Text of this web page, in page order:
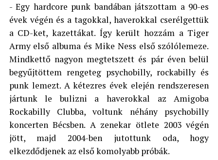
- Egy hardcore punk bandában játszottam a 90-es
évek végén és a tagokkal, haverokkal cserélgettük
a CD-ket, kazettákat. Így került hozzám a Tiger
Army első albuma és Mike Ness első szólólemeze.
Mindkettő nagyon megtetszett és pár éven belül
begyűjtöttem rengeteg psychobilly, rockabilly és
punk lemezt. A kétezres évek elején rendszeresen
jártunk le bulizni a haverokkal az Amigoba
Rockabilly Clubba, voltunk néhány psychobilly
koncerten Bécsben. A zenekar ötlete 2003 végén
jött, majd 2004-ben jutottunk oda, hogy
elkezdődjenek az első komolyabb próbák.